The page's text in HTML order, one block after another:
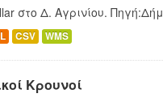
στο Δ. Αγρινίου.
CSV WMS
Κρουνοί